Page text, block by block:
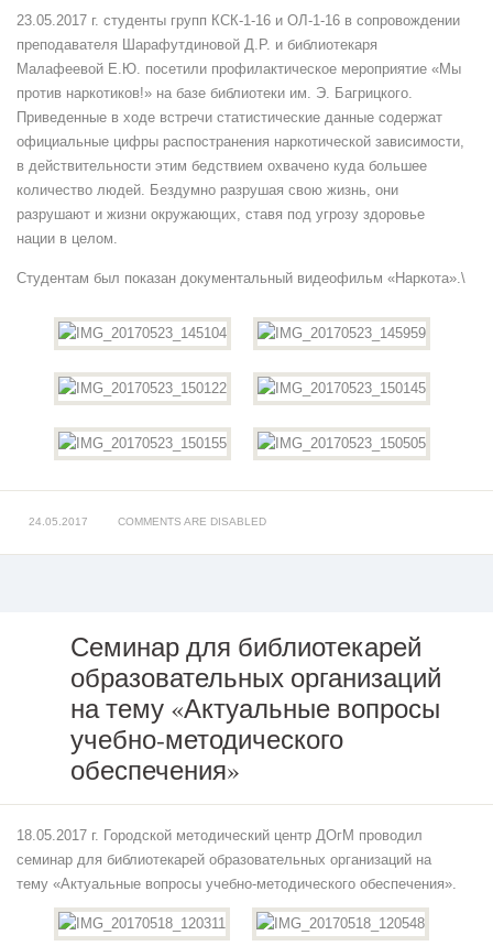
23.05.2017 г. студенты групп КСК-1-16 и ОЛ-1-16 в сопровождении
преподавателя Шарафутдиновой Д.Р. и библиотекаря
Малафеевой Е.Ю. посетили профилактическое мероприятие «Мы
против наркотиков!» на базе библиотеки им. Э. Багрицкого.
Приведенные в ходе встречи статистические данные содержат
официальные цифры распостранения наркотической зависимости,
в действительности этим бедствием охвачено куда большее
количество людей. Бездумно разрушая свою жизнь, они
разрушают и жизни окружающих, ставя под угрозу здоровье
нации в целом.
Студентам был показан документальный видеофильм «Наркота».\
24.05.2017 COMMENTS ARE DISABLED
Семинар
библиотекарей
образовательных
организаций
вопросы
учебно-
методического
обеспечения»
Семинар для библиотекарей
образовательных организаций
на тему «Актуальные вопросы
учебно-методического
обеспечения»
18.05.2017 г. Городской методический центр ДОгМ проводил
семинар для библиотекарей образовательных организаций на
тему «Актуальные вопросы учебно-методического обеспечения».